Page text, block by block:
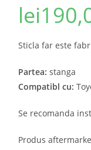
lei
Sticla far este
Partea: stanga
Compatibl cu:
Se recomanda
Produs